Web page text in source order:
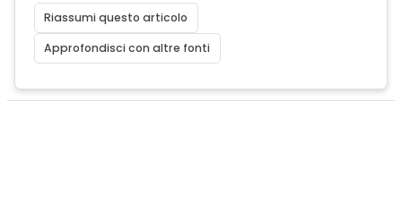
Riassumi questo articolo
Approfondisci con altre fonti